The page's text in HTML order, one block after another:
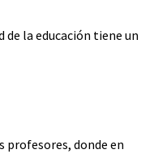
la educación tiene un
profesores, donde en